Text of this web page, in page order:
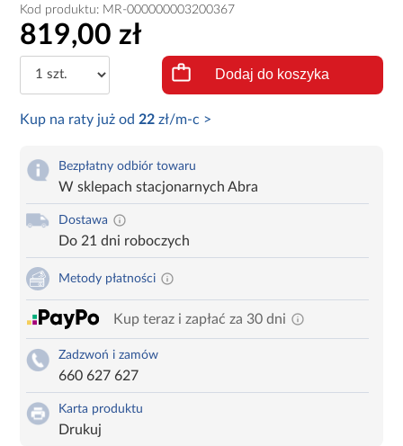
Kod produktu: MR-000000003200367
819,00 zł
Dodaj do koszyka
Kup na raty już od 22 zł/m-c >
Bezpłatny odbiór towaru
W sklepach stacjonarnych Abra
Dostawa
Do 21 dni roboczych
Metody płatności
Kup teraz i zapłać za 30 dni
Zadzwoń i zamów
660 627 627
Karta produktu
Drukuj